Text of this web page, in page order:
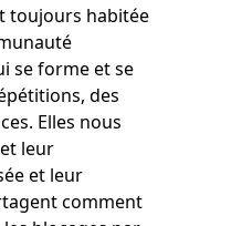
toujours habitée
se forme et se
des
Elles nous
leur
et leur
comment